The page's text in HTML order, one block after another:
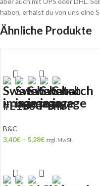
haben, erhälst du von uns eine
Ähnliche Produkte
+36
#E150 T-Shirt
B&C
3,40€ – 5,28€ zzgl. MwSt.